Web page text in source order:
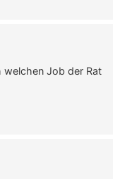
welchen Job der Rat